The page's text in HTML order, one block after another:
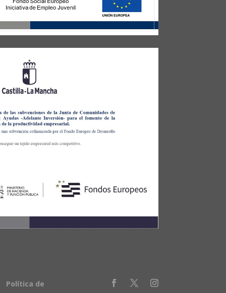
Política de